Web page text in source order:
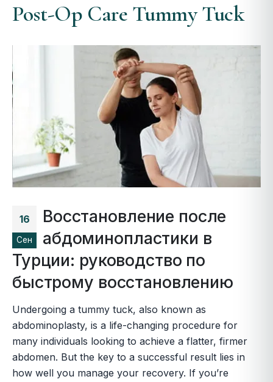
Post-Op Care Tummy Tuck
16
Сен
Восстановление после
абдоминопластики в
Турции: руководство по
быстрому восстановлению
Undergoing a tummy tuck, also known as
abdominoplasty, is a life-changing procedure for
many individuals looking to achieve a flatter, firmer
abdomen. But the key to a successful result lies in
how well you manage your recovery. If you’re